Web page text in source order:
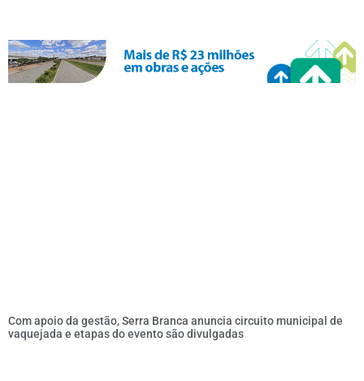
Com apoio da gestão, Serra Branca anuncia circuito municipal de
vaquejada e etapas do evento são divulgadas